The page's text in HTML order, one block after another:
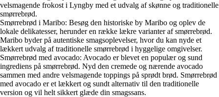
velsmagende frokost i Lyngby med et udvalg af skønne og traditionelle
smørrebrød.
Smørrebrød i Maribo: Besøg den historiske by Maribo og oplev de
lokale delikatesser, herunder en række lækre varianter af smørrebrød.
Maribo byder på autentiske smagsoplevelser, hvor du kan nyde et
lækkert udvalg af traditionelle smørrebrød i hyggelige omgivelser.
Smørrebrød med avocado: Avocado er blevet en populær og sund
ingrediens på smørrebrød. Nyd den cremede og nærende avocado
sammen med andre velsmagende toppings på sprødt brød. Smørrebrød
med avocado er et lækkert og sundt alternativ til den traditionelle
version og vil helt sikkert glæde din smagssans.